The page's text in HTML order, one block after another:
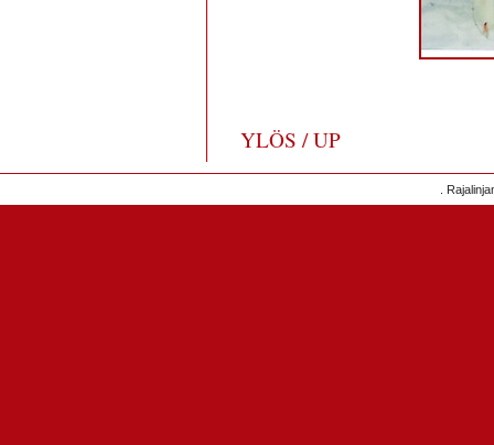
YLÖS / UP
.